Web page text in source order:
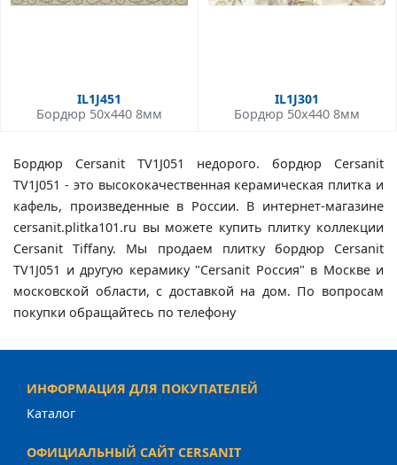
IL1J451
Бордюр 50x440 8мм
IL1J301
Бордюр 50x440 8мм
Бордюр Cersanit TV1J051 недорого. бордюр Cersanit
TV1J051 - это высококачественная керамическая плитка и
кафель, произведенные в России. В интернет-магазине
cersanit.plitka101.ru вы можете купить плитку коллекции
Cersanit Tiffany. Мы продаем плитку бордюр Cersanit
TV1J051 и другую керамику "Cersanit Россия" в Москве и
московской области, с доставкой на дом. По вопросам
покупки обращайтесь по телефону
ИНФОРМАЦИЯ ДЛЯ ПОКУПАТЕЛЕЙ
Каталог
ОФИЦИАЛЬНЫЙ САЙТ CERSANIT